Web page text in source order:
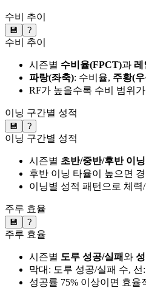
수비 추이
💾 ?
수비 추이
시즌별 수비율(FPCT)과 레
파랑(좌축): 수비율, 주황(
RF가 높을수록 수비 범위
이닝 구간별 성적
💾 ?
이닝 구간별 성적
시즌별 초반/중반/후반 이닝
후반 이닝 타율이 높으면
이닝별 성적 패턴으로 체
주루 효율
💾 ?
주루 효율
시즌별 도루 성공/실패와
막대: 도루 성공/실패 수, 선
성공률 75% 이상이면 효율